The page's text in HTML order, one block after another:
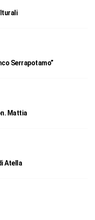
Serrapotamo”
Mattia
Atella